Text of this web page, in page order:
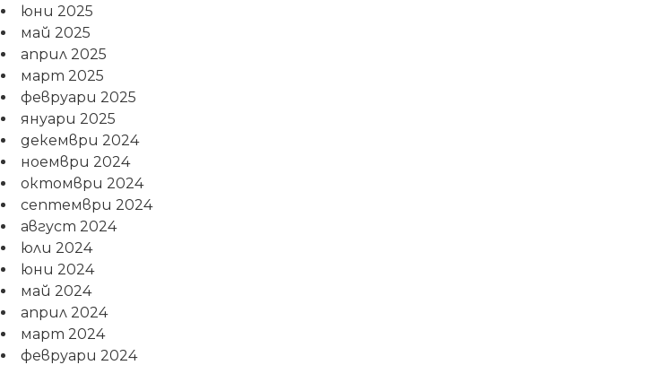
юни 2025
май 2025
април 2025
март 2025
февруари 2025
януари 2025
декември 2024
ноември 2024
октомври 2024
септември 2024
август 2024
юли 2024
юни 2024
май 2024
април 2024
март 2024
февруари 2024